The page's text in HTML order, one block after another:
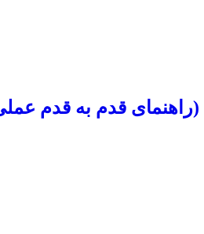
قدم به قدم